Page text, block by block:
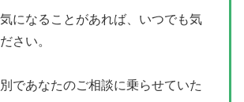
になることがあれば、いつでも気
さい。
であなたのご相談に乗らせていた